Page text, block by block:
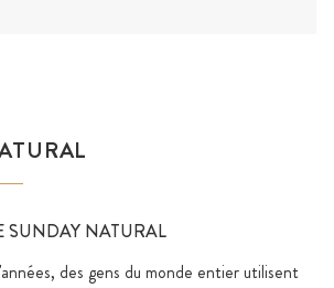
SUNDAY NATURAL
des gens du monde entier utilisent